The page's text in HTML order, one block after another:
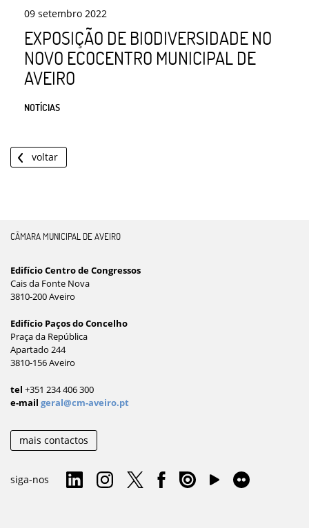
09 setembro 2022
EXPOSIÇÃO DE BIODIVERSIDADE NO
NOVO ECOCENTRO MUNICIPAL DE
AVEIRO
NOTÍCIAS
voltar
CÂMARA MUNICIPAL DE AVEIRO
Edifício Centro de Congressos
Cais da Fonte Nova
3810-200 Aveiro
Edifício Paços do Concelho
Praça da República
Apartado 244
3810-156 Aveiro
tel +351 234 406 300
e-mail geral@cm-aveiro.pt
mais contactos
siga-nos